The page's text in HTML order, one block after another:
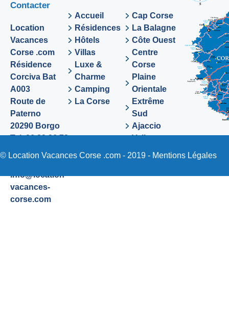
Contacter
Location
Vacances
Corse .com
Résidence
Corciva Bat
A003
Route de
Paterno
20290 Borgo
Tel. 06 89 36 72
info@location-
vacances-
corse.com
Accueil
Résidences
Hôtels
Villas
Luxe &
Charme
Camping
La Corse
Cap Corse
La Balagne
Côte Ouest
Centre
Corse
Plaine
Orientale
Extrême
Sud
Ajaccio
Valinco
Sartene
© Location Vacances Corse .com - 2019 - Mentions Légales